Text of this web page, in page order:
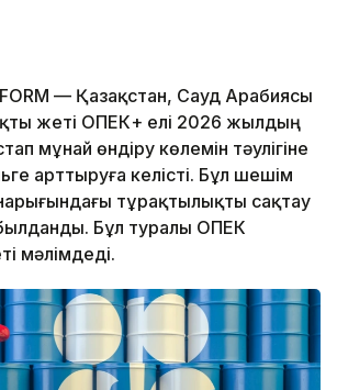
— Қазақстан, Сауд Арабиясы
жеті ОПЕК+ елі 2026 жылдың
мұнай өндіру көлемін тәулігіне
арттыруға келісті. Бұл шешім
тұрақтылықты сақтау
Бұл туралы ОПЕК
мәлімдеді.